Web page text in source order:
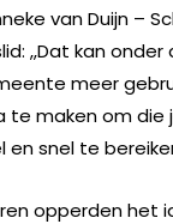
van Duijn –
,,Dat kan onder
meer
te maken om die
en snel te
opperden het